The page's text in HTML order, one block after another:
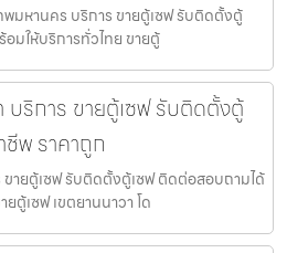
พมหานคร บริการ ขายตู้เซฟ รับติดตั้งตู้
มให้บริการทั่วไทย ขายตู้
บริการ ขายตู้เซฟ รับติดตั้งตู้
พ ราคาถูก
ขายตู้เซฟ รับติดตั้งตู้เซฟ ติดต่อสอบถามได้
ตู้เซฟ เขตยานนาวา โด